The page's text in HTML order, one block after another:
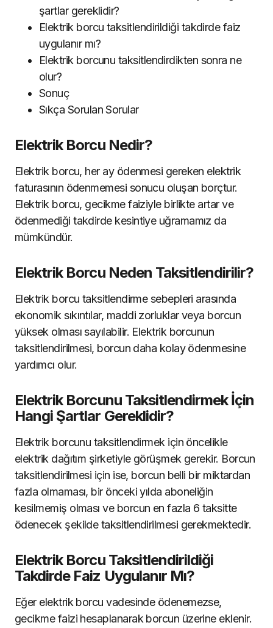
şartlar gereklidir?
Elektrik borcu taksitlendirildiği takdirde faiz
uygulanır mı?
Elektrik borcunu taksitlendirdikten sonra ne
olur?
Sonuç
Sıkça Sorulan Sorular
Elektrik Borcu Nedir?
Elektrik borcu, her ay ödenmesi gereken elektrik
faturasının ödenmemesi sonucu oluşan borçtur.
Elektrik borcu, gecikme faiziyle birlikte artar ve
ödenmediği takdirde kesintiye uğramamız da
mümkündür.
Elektrik Borcu Neden Taksitlendirilir?
Elektrik borcu taksitlendirme sebepleri arasında
ekonomik sıkıntılar, maddi zorluklar veya borcun
yüksek olması sayılabilir. Elektrik borcunun
taksitlendirilmesi, borcun daha kolay ödenmesine
yardımcı olur.
Elektrik Borcunu Taksitlendirmek İçin
Hangi Şartlar Gereklidir?
Elektrik borcunu taksitlendirmek için öncelikle
elektrik dağıtım şirketiyle görüşmek gerekir. Borcun
taksitlendirilmesi için ise, borcun belli bir miktardan
fazla olmaması, bir önceki yılda aboneliğin
kesilmemiş olması ve borcun en fazla 6 taksitte
ödenecek şekilde taksitlendirilmesi gerekmektedir.
Elektrik Borcu Taksitlendirildiği
Takdirde Faiz Uygulanır Mı?
Eğer elektrik borcu vadesinde ödenemezse,
gecikme faizi hesaplanarak borcun üzerine eklenir.